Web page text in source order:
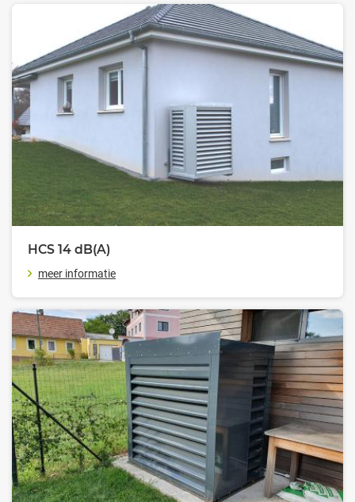
HCS 14 dB(A)
meer informatie